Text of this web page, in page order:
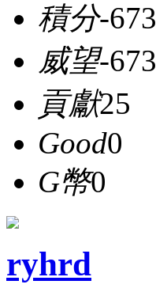
積分-673
威望-673
貢獻25
Good0
G幣0
ryhrd